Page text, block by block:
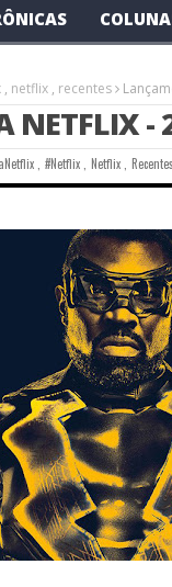
, netflix , recentes
NETFLIX -
,#Netflix Netflix, Recentes